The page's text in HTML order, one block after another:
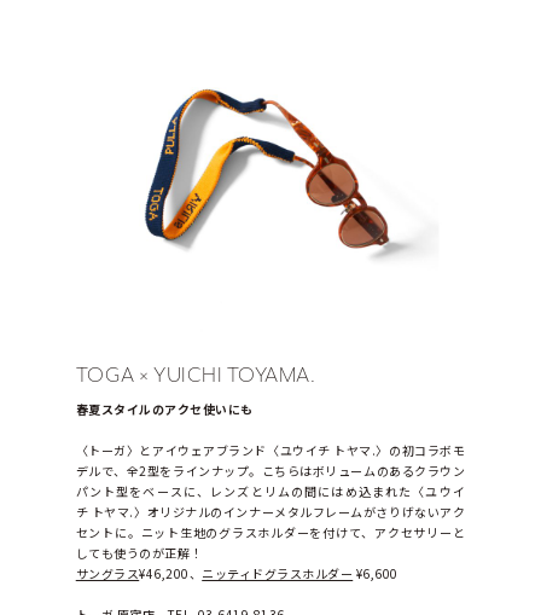
TOGA × YUICHI TOYAMA.
春夏スタイルのアクセ使いにも
〈トーガ〉とアイウェアブランド〈ユウイチ トヤマ.〉の初コラボモ
デルで、全2型をラインナップ。こちらはボリュームのあるクラウン
パント型をベースに、レンズとリムの間にはめ込まれた〈ユウイ
チ トヤマ.〉オリジナルのインナーメタルフレームがさりげないアク
セントに。ニット生地のグラスホルダーを付けて、アクセサリーと
しても使うのが正解！
サングラス¥46,200、 ニッティドグラスホルダー ¥6,600